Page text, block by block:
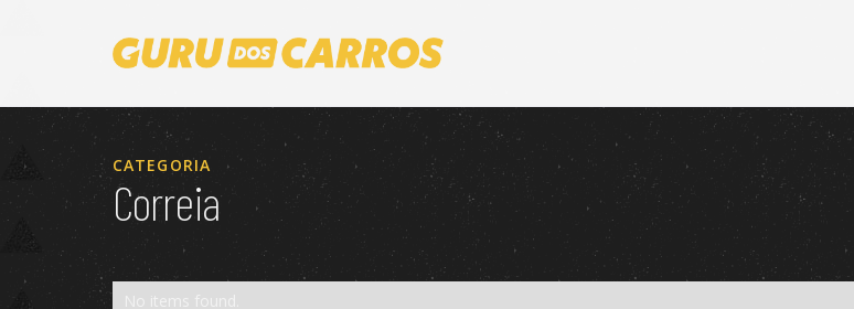
CATEGORIA
Correia